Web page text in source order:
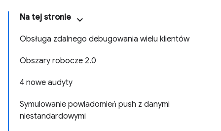
Na tej stronie
Obsługa zdalnego debugowania wielu klientów
Obszary robocze 2.0
4 nowe audyty
Symulowanie powiadomień push z danymi
niestandardowymi